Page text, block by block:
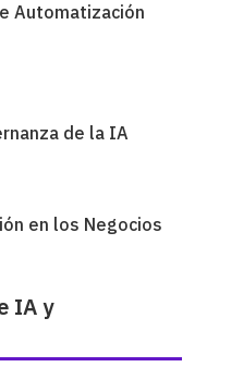
Automatización
de la IA
en los Negocios
IA y